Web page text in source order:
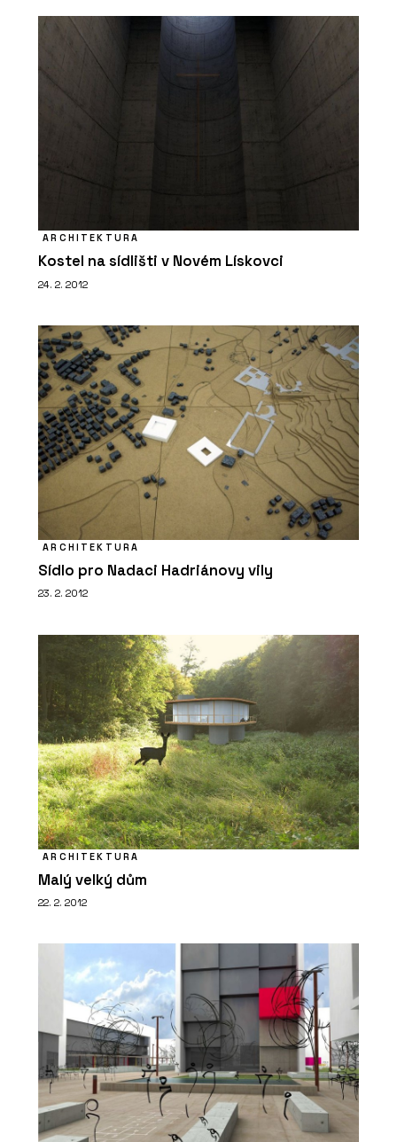
ARCHITEKTURA
Kostel na sídlišti v Novém Lískovci
24. 2. 2012
ARCHITEKTURA
Sídlo pro Nadaci Hadriánovy vily
23. 2. 2012
ARCHITEKTURA
Malý velký dům
22. 2. 2012